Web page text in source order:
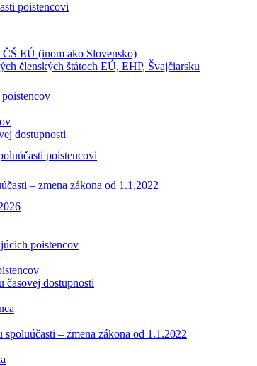
EÚ (inom ako Slovensko)
členských štátoch EÚ, EHP, Švajčiarsku
poistencovi
poistencov
časovej dostupnosti
– zmena zákona od 1.1.2022
poistencovi
dostupnosti
– zmena zákona od 1.1.2022